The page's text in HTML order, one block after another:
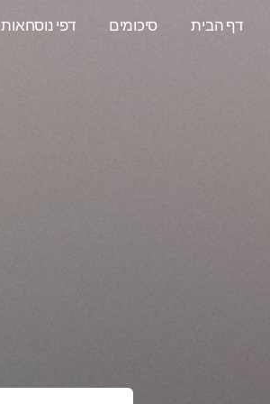
דף הבית סיכומים דפי נוסחאות